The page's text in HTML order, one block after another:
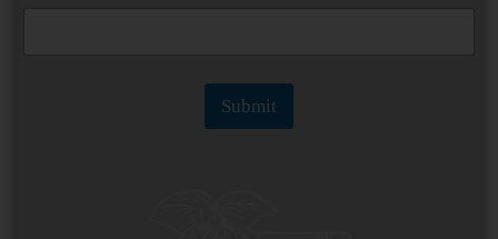
i
l
Submit